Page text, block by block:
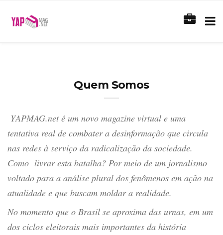
Quem Somos
YAPMAG.net é um novo magazine virtual e uma
tentativa real de combater a desinformação que circula
nas redes à serviço da radicalização da sociedade.
Como livrar esta batalha? Por meio de um jornalismo
voltado para a análise plural dos fenômenos em ação na
atualidade e que buscam moldar a realidade.
No momento que o Brasil se aproxima das urnas, em um
dos ciclos eleitorais mais importantes da história